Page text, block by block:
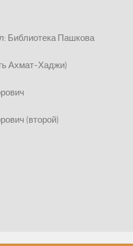
Библиотека Пашкова
Ахмат-Хаджи)
(второй)